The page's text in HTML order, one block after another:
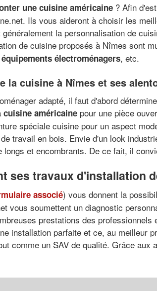
une cuisine américaine ? Afin
Ils vous aideront à choisir les
la personnalisation de
de cuisine proposés à Nîmes sont
électroménagers, etc.
la cuisine à Nîmes et ses
adapté, il faut d'abord
cuisine américaine pour une pièce
spéciale cuisine pour un aspect
travail en bois. Envie d'un look
et encombrants. De ce fait, il
ses travaux d'installation
associé) vous donnent la
vous soumettent un diagnostic
prestations des
installation parfaite et ce, au meilleur
comme un SAV de qualité. Grâce